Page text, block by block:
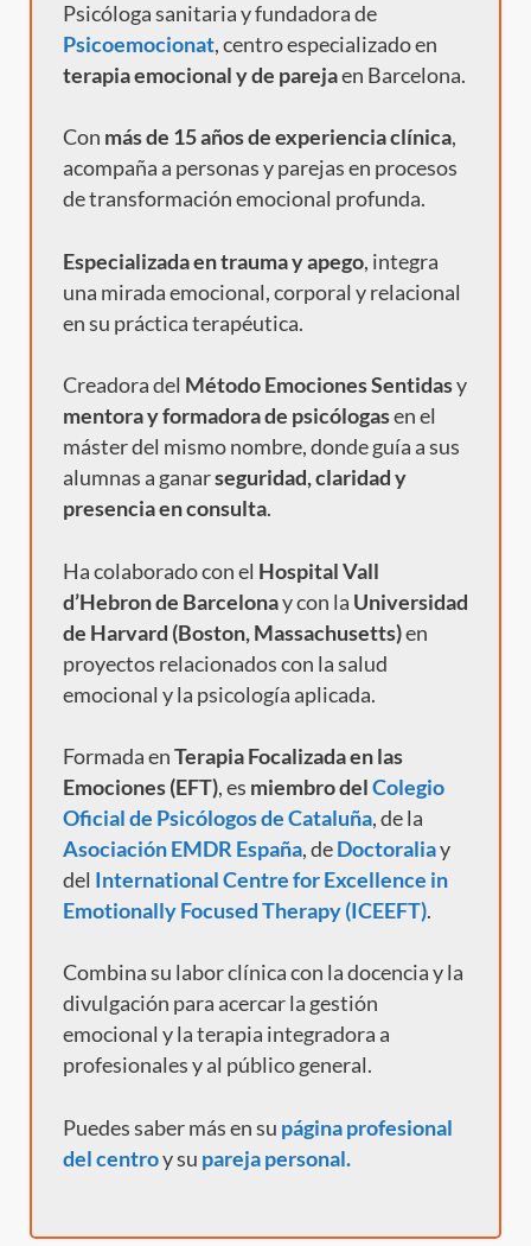
Psicóloga sanitaria y fundadora de
Psicoemocionat, centro especializado en
terapia emocional y de parejaen Barcelona.
Con más de 15 años de experiencia clínica,
acompaña a personas y parejas en procesos
de transformación emocional profunda.
Especializada en trauma y apego, integra
una mirada emocional, corporal y relacional
en su práctica terapéutica.
Creadora del Método Emociones Sentidasy
mentora y formadora de psicólogasen el
máster del mismo nombre, donde guía a sus
alumnas a ganarseguridad, claridad y
presencia en consulta.
Ha colaborado con el Hospital Vall
d’Hebron de Barcelonay con la Universidad
de Harvard (Boston, Massachusetts)en
proyectos relacionados con la salud
emocional y la psicología aplicada.
Formada enTerapia Focalizada en las
Emociones (EFT), es miembro delColegio
Oficial de Psicólogos de Cataluña, de la
Asociación EMDR España, deDoctoraliay
del International Centre for Excellence in
Emotionally Focused Therapy (ICEEFT).
Combina su labor clínica con la docencia y la
divulgación para acercar la gestión
emocional y la terapia integradora a
profesionales y al público general.
Puedes saber más en su página profesional
del centroysu pareja personal.